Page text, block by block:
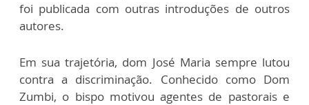
foi publicada com outras introduções de outros
autores.
Em sua trajetória, dom José Maria sempre lutou
contra a discriminação. Conhecido como Dom
Zumbi, o bispo motivou agentes de pastorais e